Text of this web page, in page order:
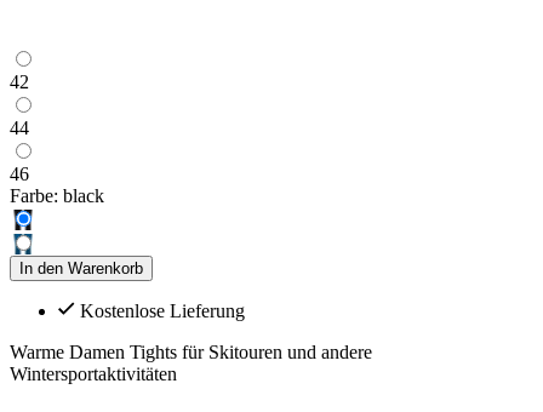
42
44
46
Farbe: black
In den Warenkorb
Kostenlose Lieferung
Warme Damen Tights für Skitouren und andere
Wintersportaktivitäten